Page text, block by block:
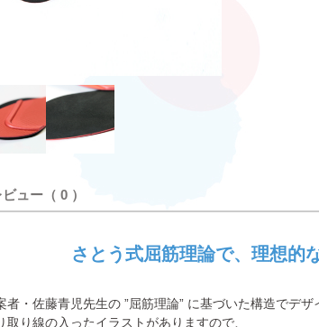
ビュー （ 0 ）
さとう式屈筋理論で、理想的
者・佐藤青児先生の ”屈筋理論” に基づいた構造でデザ
り線の入ったイラストがありますので、